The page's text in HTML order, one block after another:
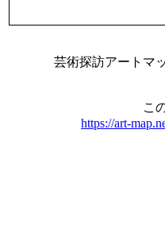
芸術探訪アートマ
こ
https://art-